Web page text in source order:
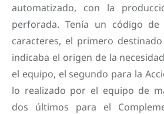
automatizado, con la
perforada. Tenía un código
caracteres, el primero
indicaba el origen de la
el equipo, el segundo para la
lo realizado por el equipo de
dos últimos para el